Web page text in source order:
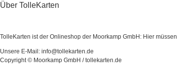
Über TolleKarten
TolleKarten ist der Onlineshop der Moorkamp GmbH: Hier
Unsere E-Mail: info@tollekarten.de
Copyright © Moorkamp GmbH / tollekarten.de